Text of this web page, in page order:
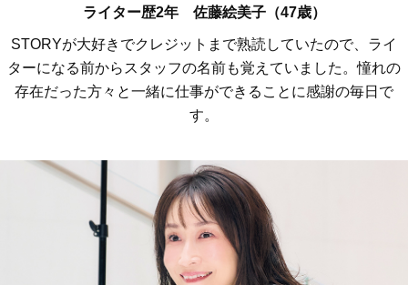
ライター歴2年 佐藤絵美子（47歳）
STORYが大好きでクレジットまで熟読していたので、ライ
ターになる前からスタッフの名前も覚えていました。憧れの
存在だった方々と一緒に仕事ができることに感謝の毎日で
す。